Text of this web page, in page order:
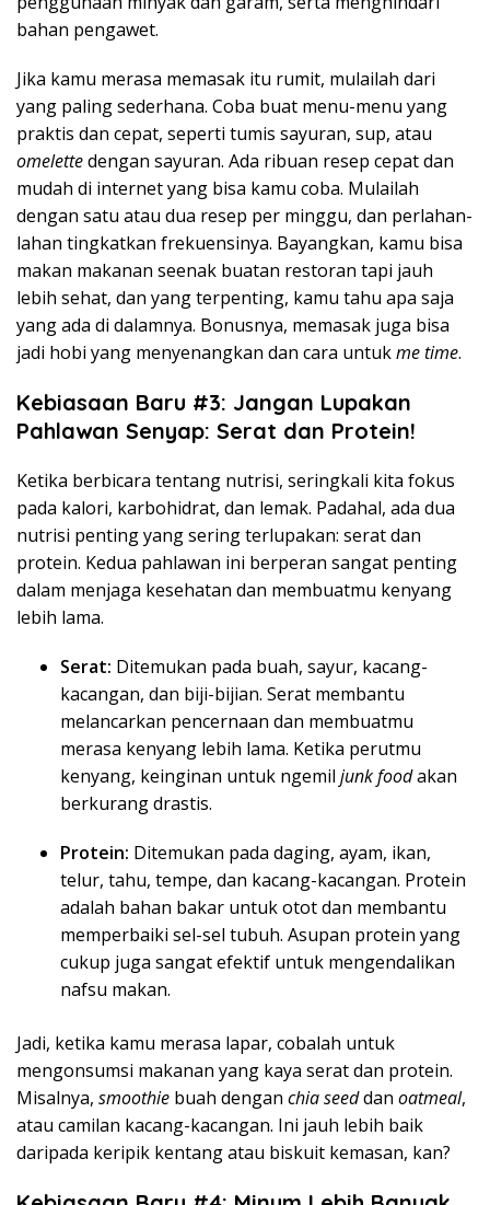
bahan pengawet.
Jika kamu merasa memasak itu rumit, mulailah dari
yang paling sederhana. Coba buat menu-menu yang
praktis dan cepat, seperti tumis sayuran, sup, atau
omelettedengan sayuran. Ada ribuan resep cepat dan
mudah di internet yang bisa kamu coba. Mulailah
dengan satu atau dua resep per minggu, dan perlahan-
lahan tingkatkan frekuensinya. Bayangkan, kamu bisa
makan makanan seenak buatan restoran tapi jauh
lebih sehat, dan yang terpenting, kamu tahu apa saja
yang ada di dalamnya. Bonusnya, memasak juga bisa
jadi hobi yang menyenangkan dan cara untukme time.
Kebiasaan Baru #3: Jangan Lupakan
Pahlawan Senyap: Serat dan Protein!
Ketika berbicara tentang nutrisi, seringkali kita fokus
pada kalori, karbohidrat, dan lemak. Padahal, ada dua
nutrisi penting yang sering terlupakan: serat dan
protein. Kedua pahlawan ini berperan sangat penting
dalam menjaga kesehatan dan membuatmu kenyang
lebih lama.
Serat: Ditemukan pada buah, sayur, kacang-
kacangan, dan biji-bijian. Serat membantu
melancarkan pencernaan dan membuatmu
merasa kenyang lebih lama. Ketika perutmu
kenyang, keinginan untuk ngemil junk foodakan
berkurang drastis.
Protein: Ditemukan pada daging, ayam, ikan,
telur, tahu, tempe, dan kacang-kacangan. Protein
adalah bahan bakar untuk otot dan membantu
memperbaiki sel-sel tubuh. Asupan protein yang
cukup juga sangat efektif untuk mengendalikan
nafsu makan.
Jadi, ketika kamu merasa lapar, cobalah untuk
mengonsumsi makanan yang kaya serat dan protein.
Misalnya, smoothie buah dengan chia seeddan oatmeal,
atau camilan kacang-kacangan. Ini jauh lebih baik
daripada keripik kentang atau biskuit kemasan, kan?